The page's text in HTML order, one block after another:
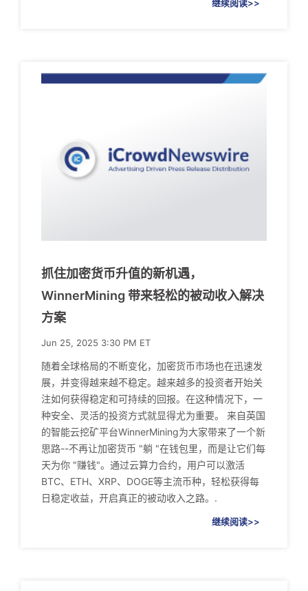
继续阅读>>
抓住加密货币升值的新机遇，
WinnerMining 带来轻松的被动收入解决
方案
Jun 25, 2025 3:30 PM ET
随着全球格局的不断变化，加密货币市场也在迅速发
展，并变得越来越不稳定。越来越多的投资者开始关
注如何获得稳定和可持续的回报。在这种情况下，一
种安全、灵活的投资方式就显得尤为重要。 来自英国
的智能云挖矿平台WinnerMining为大家带来了一个新
思路--不再让加密货币 "躺 "在钱包里，而是让它们每
天为你 "赚钱"。通过云算力合约，用户可以激活
BTC、ETH、XRP、DOGE等主流币种，轻松获得每
日稳定收益，开启真正的被动收入之路。.
继续阅读>>